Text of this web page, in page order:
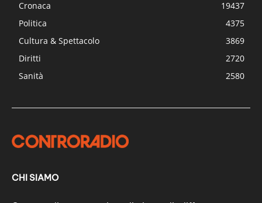
Cronaca
19437
Politica
4375
Cultura & Spettacolo
3869
Diritti
2720
Sanità
2580
CHI SIAMO